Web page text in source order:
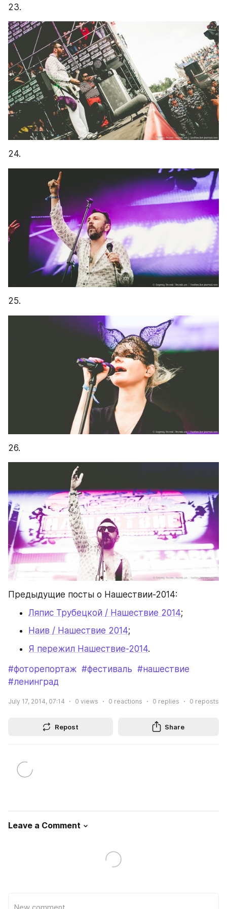
23.
24.
25.
26.
Предыдущие посты о Нашествии-2014:
Ляпис Трубецкой / Нашествие 2014;
Наив / Нашествие 2014;
Я пережил Нашествие-2014.
#фоторепортаж #фестиваль #нашествие
#ленинград
July 17, 2014, 07:14 0 views 0 reactions 0 replies 0 reposts
Repost Share
Leave a Comment